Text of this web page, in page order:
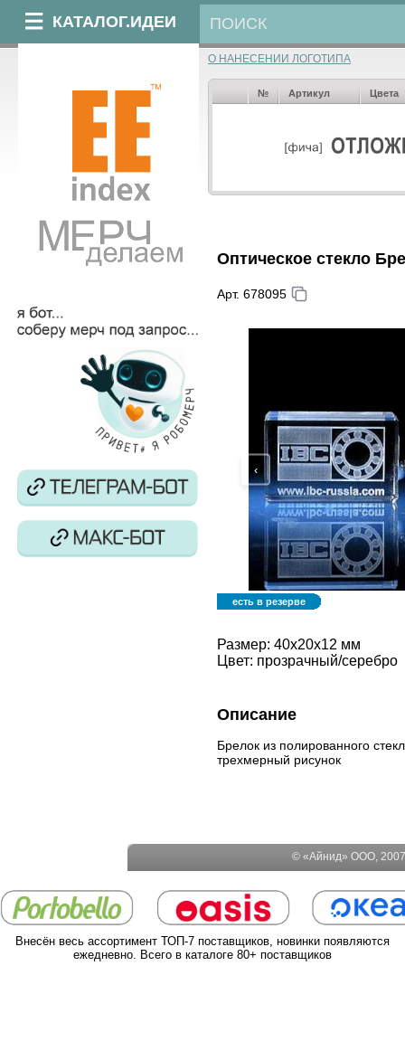
КАТАЛОГ.ИДЕИ
О НАНЕСЕНИИ ЛОГОТИПА
№ Артикул Цвета
Оптическое стекло
Арт. 678095
есть в резерве
‹
Размер: 40x20x12 мм
Цвет: прозрачный/серебро
Описание
Брелок из полированного
трехмерный рисунок
© «Айнид» ООО,
Внесён весь ассортимент ТОП-7 поставщиков, новинки появляются
ежедневно. Всего в каталоге 80+ поставщиков